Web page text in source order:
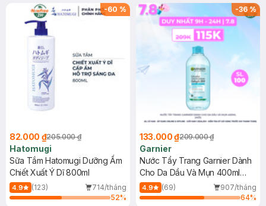
(SL có hạn)
-60 %
82.000 ₫205.000 ₫
Hatomugi
Sữa Tắm Hatomugi Dưỡng Ẩm
Chiết Xuất Ý Dĩ 800ml
4.9 (123)
714/tháng
52%
-36%
133.000 ₫209.000 ₫
Garnier
Nước Tẩy Trang Garnier Dành
Cho Da Dầu Và Mụn 400ml
(Mới)
4.9 (69)
907/tháng
64%